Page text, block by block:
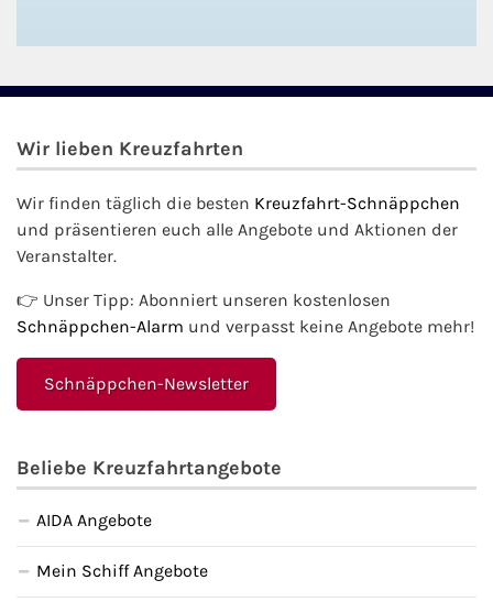
Wir lieben Kreuzfahrten
Wir finden täglich die besten Kreuzfahrt-Schnäppchen
und präsentieren euch alle Angebote und Aktionen der
Veranstalter.
👉 Unser Tipp: Abonniert unseren kostenlosen
Schnäppchen-Alarm und verpasst keine Angebote mehr!
Schnäppchen-Newsletter
Beliebe Kreuzfahrtangebote
AIDA Angebote
Mein Schiff Angebote